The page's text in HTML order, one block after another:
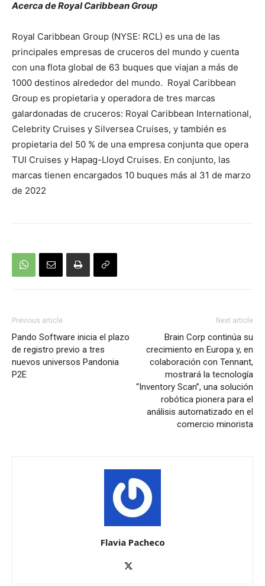
Acerca de Royal Caribbean Group
Royal Caribbean Group (NYSE: RCL) es una de las
principales empresas de cruceros del mundo y cuenta
con una flota global de 63 buques que viajan a más de
1000 destinos alrededor del mundo. Royal Caribbean
Group es propietaria y operadora de tres marcas
galardonadas de cruceros: Royal Caribbean International,
Celebrity Cruises y Silversea Cruises, y también es
propietaria del 50 % de una empresa conjunta que opera
TUI Cruises y Hapag-Lloyd Cruises. En conjunto, las
marcas tienen encargados 10 buques más al 31 de marzo
de 2022
Previous article
Pando Software inicia el plazo
de registro previo a tres
nuevos universos Pandonia
P2E
Next article
Brain Corp continúa su
crecimiento en Europa y, en
colaboración con Tennant,
mostrará la tecnología
“Inventory Scan”, una solución
robótica pionera para el
análisis automatizado en el
comercio minorista
Flavia Pacheco